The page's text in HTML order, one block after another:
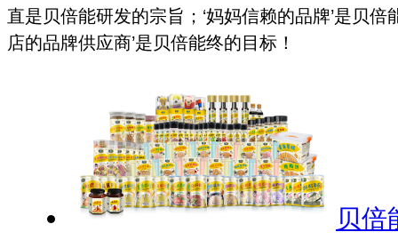
直是贝倍能研发的宗旨；‘妈妈信赖的品牌’是贝倍
店的品牌供应商’是贝倍能终的目标！
贝倍